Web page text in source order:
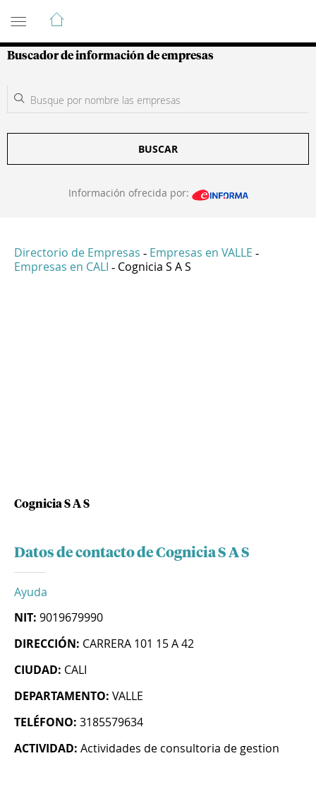
Guía de Empresas Colombianas
Buscador de información de empresas
BUSCAR
Información ofrecida por:
Directorio de Empresas - Empresas en VALLE -
Empresas en CALI - Cognicia S A S
Cognicia S A S
Datos de contacto de Cognicia S A S
Ayuda
NIT: 9019679990
DIRECCIÓN: CARRERA 101 15 A 42
CIUDAD: CALI
DEPARTAMENTO: VALLE
TELÉFONO: 3185579634
ACTIVIDAD: Actividades de consultoria de gestion